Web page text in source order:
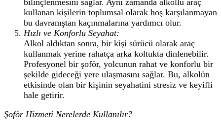
kullanan kişilerin toplumsal olarak hoş karşılanmayan
bu davranıştan kaçınmalarına yardımcı olur.
Hızlı ve Konforlu Seyahat:
Alkol aldıktan sonra, bir kişi sürücü olarak araç
kullanmak yerine rahatça arka koltukta dinlenebilir.
Profesyonel bir şoför, yolcunun rahat ve konforlu bir
şekilde gideceği yere ulaşmasını sağlar. Bu, alkolün
etkisinde olan bir kişinin seyahatini stresiz ve keyifli
hale getirir.
Şoför Hizmeti Nerelerde Kullanılır?